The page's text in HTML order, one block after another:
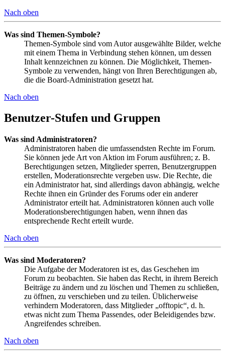
Nach oben
Was sind Themen-Symbole?
Themen-Symbole sind vom Autor ausgewählte Bilder, welche
mit einem Thema in Verbindung stehen können, um dessen
Inhalt kennzeichnen zu können. Die Möglichkeit, Themen-
Symbole zu verwenden, hängt von Ihren Berechtigungen ab,
die die Board-Administration gesetzt hat.
Nach oben
Benutzer-Stufen und Gruppen
Was sind Administratoren?
Administratoren haben die umfassendsten Rechte im Forum.
Sie können jede Art von Aktion im Forum ausführen; z. B.
Berechtigungen setzen, Mitglieder sperren, Benutzergruppen
erstellen, Moderationsrechte vergeben usw. Die Rechte, die
ein Administrator hat, sind allerdings davon abhängig, welche
Rechte ihnen ein Gründer des Forums oder ein anderer
Administrator erteilt hat. Administratoren können auch volle
Moderationsberechtigungen haben, wenn ihnen das
entsprechende Recht erteilt wurde.
Nach oben
Was sind Moderatoren?
Die Aufgabe der Moderatoren ist es, das Geschehen im
Forum zu beobachten. Sie haben das Recht, in ihrem Bereich
Beiträge zu ändern und zu löschen und Themen zu schließen,
zu öffnen, zu verschieben und zu teilen. Üblicherweise
verhindern Moderatoren, dass Mitglieder „offtopic“, d. h.
etwas nicht zum Thema Passendes, oder Beleidigendes bzw.
Angreifendes schreiben.
Nach oben